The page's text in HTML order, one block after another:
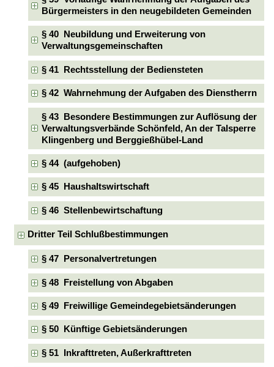
Bürgermeisters in den neugebildeten Gemeinden
§ 40 Neubildung und Erweiterung von
Verwaltungsgemeinschaften
§ 41 Rechtsstellung der Bediensteten
§ 42 Wahrnehmung der Aufgaben des Dienstherrn
§ 43 Besondere Bestimmungen zur Auflösung der
Verwaltungsverbände Schönfeld, An der Talsperre
Klingenberg und Berggießhübel-Land
§ 44 (aufgehoben)
§ 45 Haushaltswirtschaft
§ 46 Stellenbewirtschaftung
Dritter Teil Schlußbestimmungen
§ 47 Personalvertretungen
§ 48 Freistellung von Abgaben
§ 49 Freiwillige Gemeindegebietsänderungen
§ 50 Künftige Gebietsänderungen
§ 51 Inkrafttreten, Außerkrafttreten